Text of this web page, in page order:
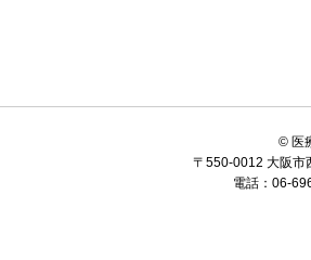
© 医
〒550-0012 大阪市
電話：06-